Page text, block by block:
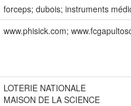
forceps; dubois; instruments
www.phisick.com;
LOTERIE NATIONALE
MAISON DE LA SCIENCE